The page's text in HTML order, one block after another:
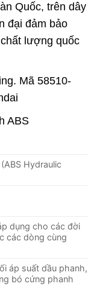
Quốc, trên dây
đại đảm bảo
lượng quốc
Mã 58510-
ABS
Hydraulic
dụng cho các đời
các dòng cùng
áp suất dầu phanh,
bó cứng phanh